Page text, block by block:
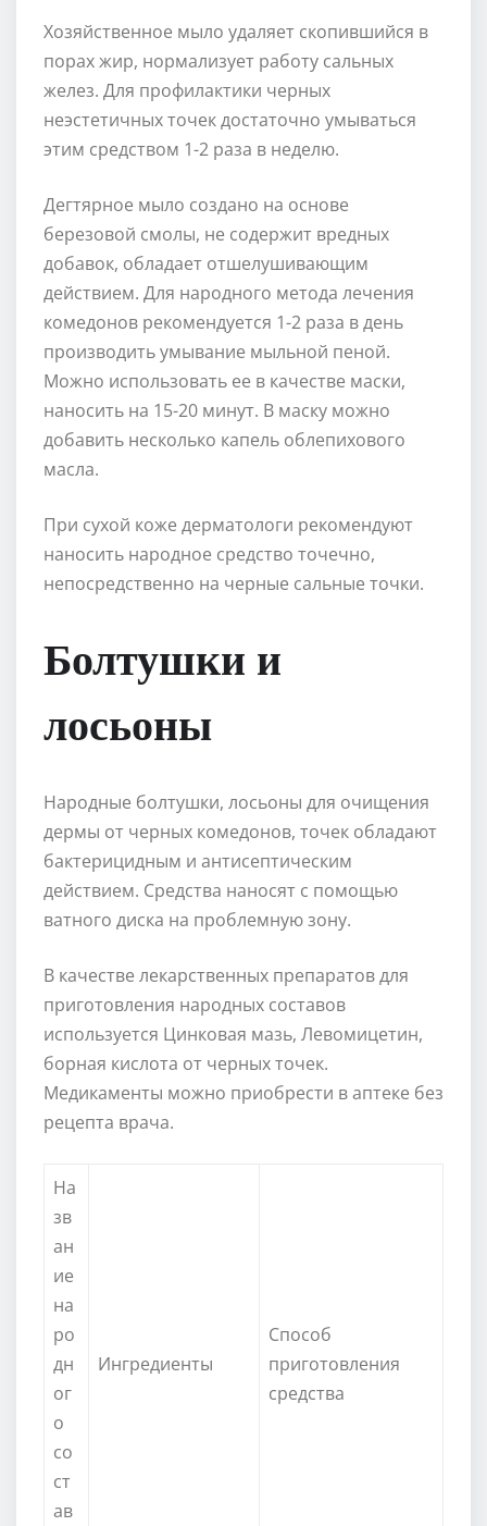
Хозяйственное мыло удаляет скопившийся в
порах жир, нормализует работу сальных
желез. Для профилактики черных
неэстетичных точек достаточно умываться
этим средством 1-2 раза в неделю.
Дегтярное мыло создано на основе
березовой смолы, не содержит вредных
добавок, обладает отшелушивающим
действием. Для народного метода лечения
комедонов рекомендуется 1-2 раза в день
производить умывание мыльной пеной.
Можно использовать ее в качестве маски,
наносить на 15-20 минут. В маску можно
добавить несколько капель облепихового
масла.
При сухой коже дерматологи рекомендуют
наносить народное средство точечно,
непосредственно на черные сальные точки.
Болтушки и
лосьоны
Народные болтушки, лосьоны для очищения
дермы от черных комедонов, точек обладают
бактерицидным и антисептическим
действием. Средства наносят с помощью
ватного диска на проблемную зону.
В качестве лекарственных препаратов для
приготовления народных составов
используется Цинковая мазь, Левомицетин,
борная кислота от черных точек.
Медикаменты можно приобрести в аптеке без
рецепта врача.
На
зв
ан
ие
на
ро
дн
ог
о
со
ст
ав
Ингредиенты
Способ
приготовления
средства